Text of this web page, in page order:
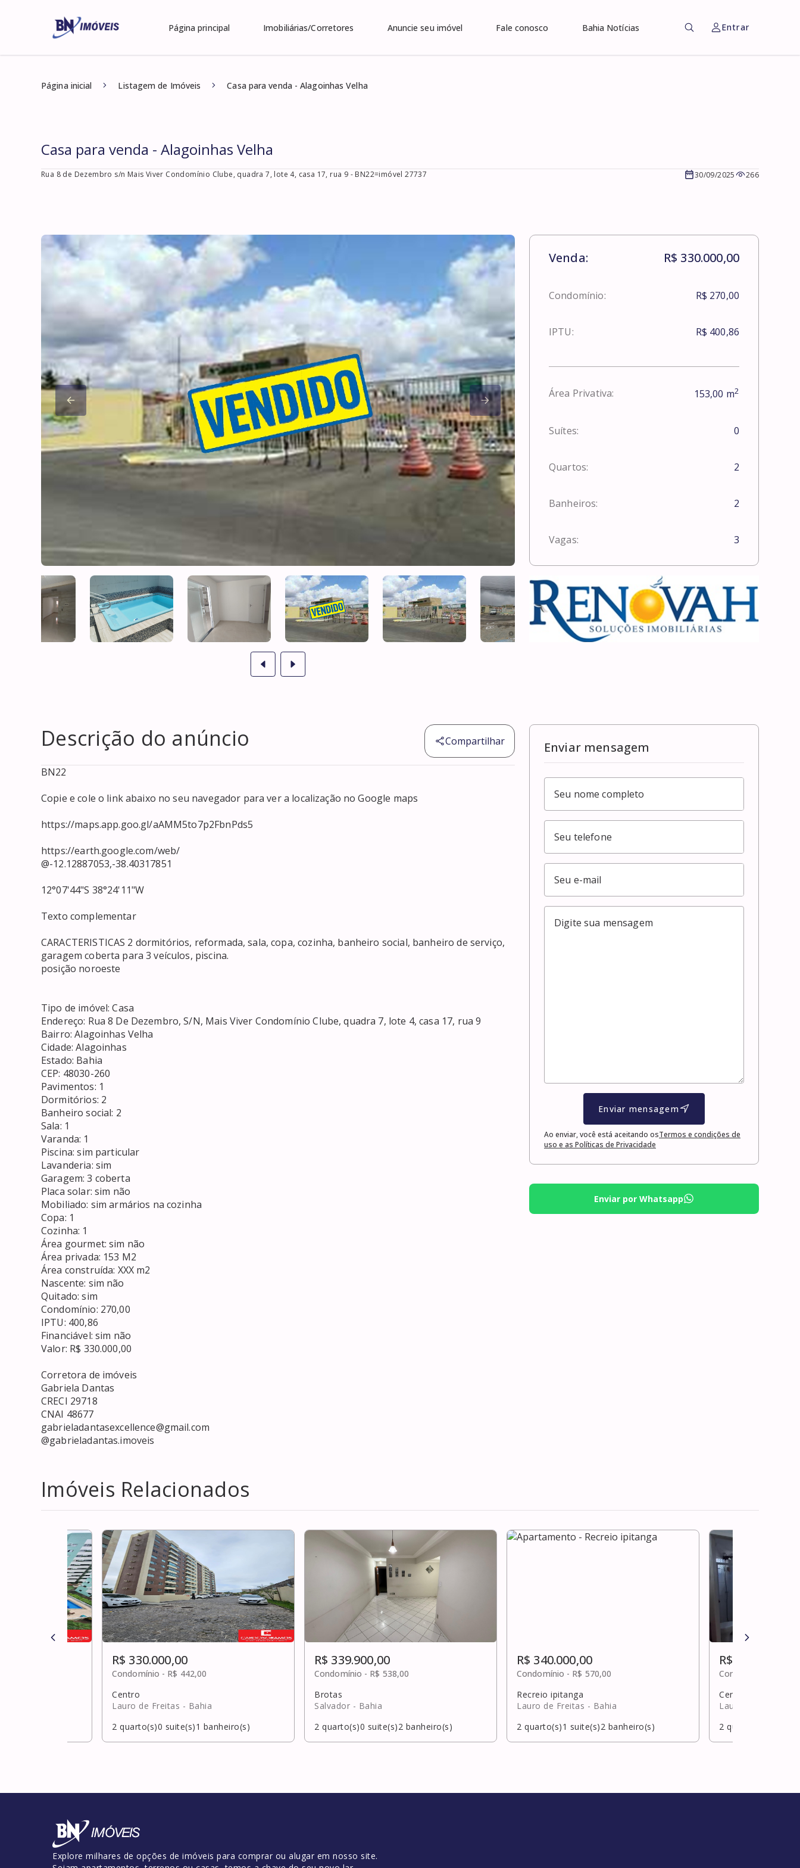
Página principal Imobiliárias/Corretores Anuncie seu imóvel Fale conosco Bahia Notícias Entrar
Página inicial Listagem de Imóveis Casa para venda - Alagoinhas Velha
Casa para venda - Alagoinhas Velha
Rua 8 de Dezembro s/n Mais Viver Condomínio Clube, quadra 7, lote 4, casa 17, rua 9 - BN22=imóvel 27737 30/09/2025 266
Venda: R$ 330.000,00
Condomínio: R$ 270,00
IPTU: R$ 400,86
Área Privativa: 153,00 m2
Suítes: 0
Quartos: 2
Banheiros: 2
Vagas: 3
Descrição do anúncio Compartilhar
BN22
Copie e cole o link abaixo no seu navegador para ver a localização no Google maps
https://maps.app.goo.gl/aAMM5to7p2FbnPds5
https://earth.google.com/web/
@-12.12887053,-38.40317851
12°07'44"S 38°24'11"W
Texto complementar
CARACTERISTICAS 2 dormitórios, reformada, sala, copa, cozinha, banheiro social, banheiro de serviço,
garagem coberta para 3 veículos, piscina.
posição noroeste
Tipo de imóvel: Casa
Endereço: Rua 8 De Dezembro, S/N, Mais Viver Condomínio Clube, quadra 7, lote 4, casa 17, rua 9
Bairro: Alagoinhas Velha
Cidade: Alagoinhas
Estado: Bahia
CEP: 48030-260
Pavimentos: 1
Dormitórios: 2
Banheiro social: 2
Sala: 1
Varanda: 1
Piscina: sim particular
Lavanderia: sim
Garagem: 3 coberta
Placa solar: sim não
Mobiliado: sim armários na cozinha
Copa: 1
Cozinha: 1
Área gourmet: sim não
Área privada: 153 M2
Área construída: XXX m2
Nascente: sim não
Quitado: sim
Condomínio: 270,00
IPTU: 400,86
Financiável: sim não
Valor: R$ 330.000,00
Corretora de imóveis
Gabriela Dantas
CRECI 29718
CNAI 48677
gabrieladantasexcellence@gmail.com
@gabrieladantas.imoveis
Enviar mensagem
Enviar mensagem
Ao enviar, você está aceitando osTermos e condições de
uso e as Políticas de Privacidade
Enviar por Whatsapp
Imóveis Relacionados
R$ 330.000,00
Condomínio - R$ 442,00
Centro
Lauro de Freitas - Bahia
2 quarto(s)0 suite(s)1 banheiro(s)
R$ 339.900,00
Condomínio - R$ 538,00
Brotas
Salvador - Bahia
2 quarto(s)0 suite(s)2 banheiro(s)
R$ 340.000,00
Condomínio - R$ 570,00
Recreio ipitanga
Lauro de Freitas - Bahia
2 quarto(s)1 suite(s)2 banheiro(s)
R$ 340.000,00
Condomínio -
Centro
Lauro de Freitas
2 quarto(s)
Explore milhares de opções de imóveis para comprar ou alugar em nosso site.